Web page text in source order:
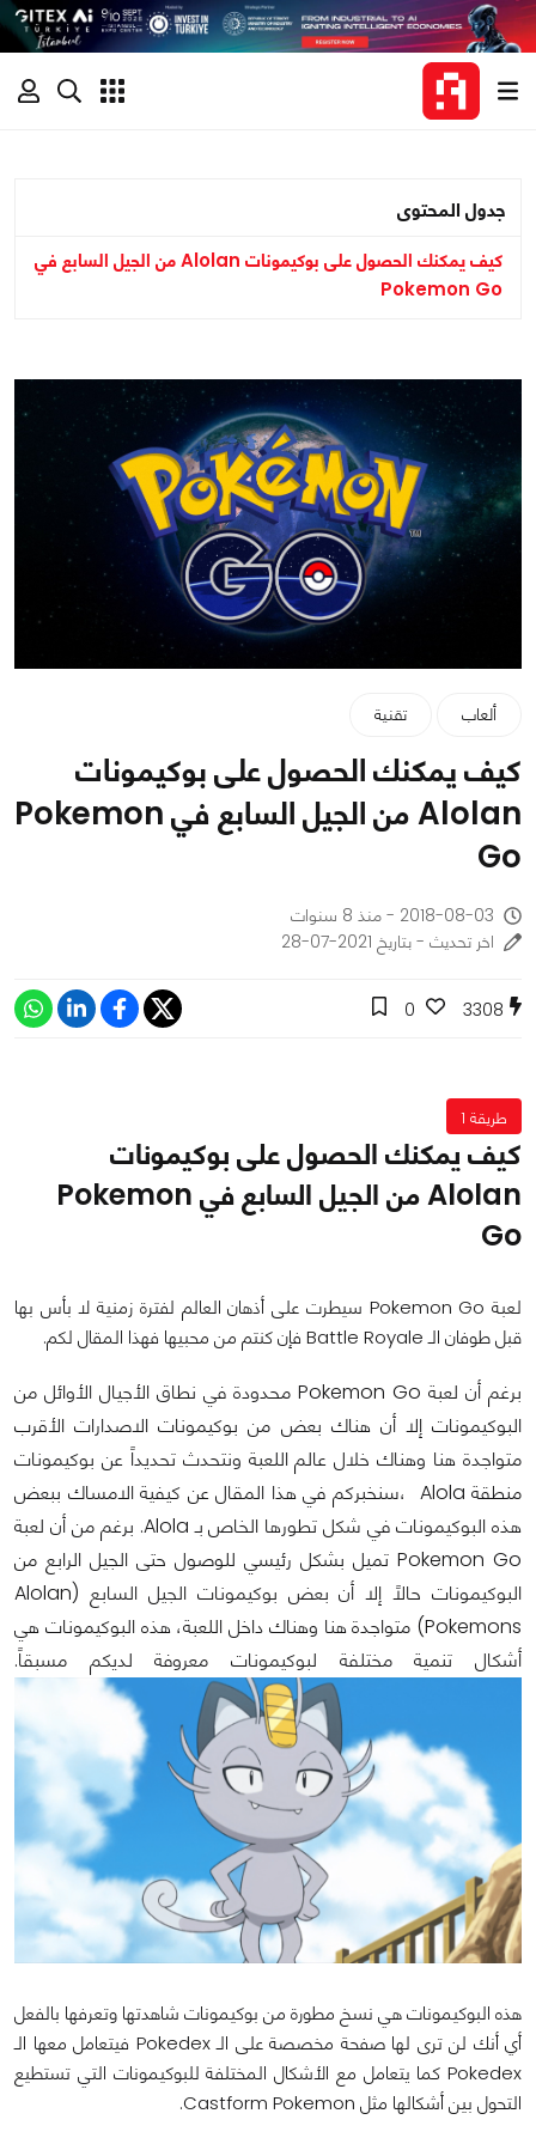
جدول المحتوى
كيف يمكنك الحصول على بوكيمونات Alolan من الجيل السابع في
Pokemon Go
ألعاب تقنية
كيف يمكنك الحصول على بوكيمونات
Alolan من الجيل السابع في Pokemon
Go
2018-08-03 - منذ 8 سنوات
اخر تحديث - بتاريخ 2021-07-28
3308
0
طريقة 1
كيف يمكنك الحصول على بوكيمونات
Alolan من الجيل السابع في Pokemon
Go
لعبة Pokemon Go سيطرت على أذهان العالم لفترة زمنية لا بأس بها
قبل طوفان الـ Battle Royale فإن كنتم من محبيها فهذا المقال لكم.
برغم أن لعبة Pokemon Go محدودة في نطاق الأجيال الأوائل من
البوكيمونات إلا أن هناك بعض من بوكيمونات الاصدارات الأقرب
متواجدة هنا وهناك خلال عالم اللعبة ونتحدث تحديداً عن بوكيمونات
منطقة Alola ،سنخبركم في هذا المقال عن كيفية الامساك ببعض
هذه البوكيمونات في شكل تطورها الخاص بـ Alola.
برغم من أن لعبة
Pokemon Go تميل بشكل رئيسي للوصول حتى الجيل الرابع من
البوكيمونات حالاً إلا أن بعض بوكيمونات الجيل السابع (Alolan
Pokemons) متواجدة هنا وهناك داخل اللعبة، هذه البوكيمونات هي
أشكال تنمية مختلفة لبوكيمونات معروفة لديكم مسبقاً.
هذه البوكيمونات هي نسخ مطورة من بوكيمونات شاهدتها وتعرفها بالفعل
أي أنك لن ترى لها صفحة مخصصة على الـ Pokedex فيتعامل معها الـ
Pokedex كما يتعامل مع الأشكال المختلفة للبوكيمونات التي تستطيع
التحول بين أشكالها مثل Castform Pokemon.